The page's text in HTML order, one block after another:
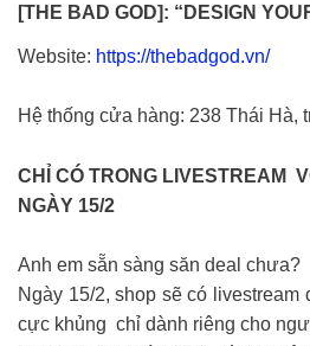
[THE BAD GOD]: “DESIGN
Website: https://thebadgod.vn/
Hệ thống cửa hàng: 238 Thái Hà,
CHỈ CÓ TRONG LIVESTREAM
NGÀY 15/2
Anh em sẵn sàng săn deal chưa?
Ngày 15/2, shop sẽ có
cực khủng chỉ dành riêng cho